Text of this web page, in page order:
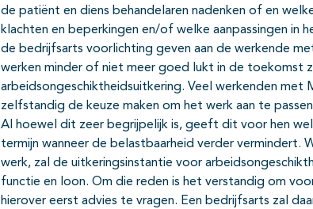
de patiënt en diens behandelaren nadenken of en
klachten en beperkingen en/of welke aanpassingen in
de bedrijfsarts voorlichting geven aan de werkende
werken minder of niet meer goed lukt in de toekomst
arbeidsongeschiktheidsuitkering. Veel werkenden met
zelfstandig de keuze maken om het werk aan te
Al hoewel dit zeer begrijpelijk is, geeft dit voor hen
termijn wanneer de belastbaarheid verder vermindert.
werk, zal de uitkeringsinstantie voor
functie en loon. Om die reden is het verstandig om
hierover eerst advies te vragen. Een bedrijfsarts zal